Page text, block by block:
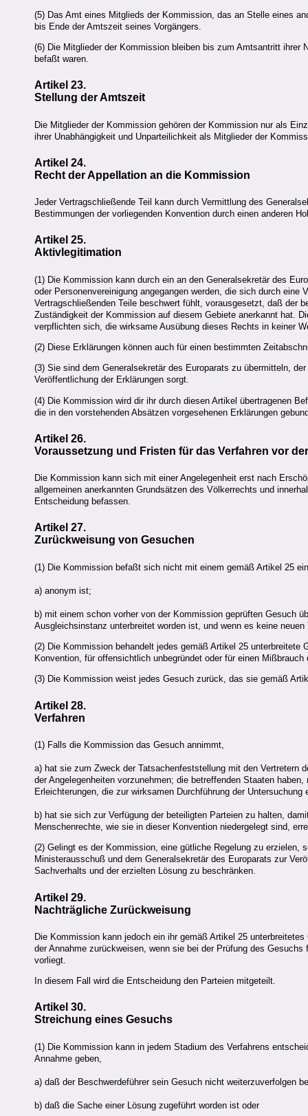
(5) Das Amt eines Mitglieds der Kommission, das an Stelle eines
bis Ende der Amtszeit seines Vorgängers.
(6) Die Mitglieder der Kommission bleiben bis zum Amtsantritt
befaßt waren.
Artikel 23.
Stellung der Amtszeit
Die Mitglieder der Kommission gehören der Kommission nur als
ihrer Unabhängigkeit und Unparteilichkeit als Mitglieder der
Artikel 24.
Recht der Appellation an die Kommission
Jeder Vertragschließende Teil kann durch Vermittlung des
Bestimmungen der vorliegenden Konvention durch einen anderen
Artikel 25.
Aktivlegitimation
(1) Die Kommission kann durch ein an den Generalsekretär des
oder Personenvereinigung angegangen werden, die sich durch
Vertragschließenden Teile beschwert fühlt, vorausgesetzt, daß der
Zuständigkeit der Kommission auf diesem Gebiete anerkannt hat.
verpflichten sich, die wirksame Ausübung dieses Rechts in keiner
(2) Diese Erklärungen können auch für einen bestimmten
(3) Sie sind dem Generalsekretär des Europarats zu übermitteln,
Veröffentlichung der Erklärungen sorgt.
(4) Die Kommission wird dir ihr durch diesen Artikel übertragenen
die in den vorstehenden Absätzen vorgesehenen Erklärungen
Artikel 26.
Voraussetzung und Fristen für das Verfahren vor
Die Kommission kann sich mit einer Angelegenheit erst nach
allgemeinen anerkannten Grundsätzen des Völkerrechts und
Entscheidung befassen.
Artikel 27.
Zurückweisung von Gesuchen
(1) Die Kommission befaßt sich nicht mit einem gemäß Artikel 25
a) anonym ist;
b) mit einem schon vorher von der Kommission geprüften Gesuch
Ausgleichsinstanz unterbreitet worden ist, und wenn es keine neuen
(2) Die Kommission behandelt jedes gemäß Artikel 25
Konvention, für offensichtlich unbegründet oder für einen
(3) Die Kommission weist jedes Gesuch zurück, das sie gemäß
Artikel 28.
Verfahren
(1) Falls die Kommission das Gesuch annimmt,
a) hat sie zum Zweck der Tatsachenfeststellung mit den Vertretern
der Angelegenheiten vorzunehmen; die betreffenden Staaten
Erleichterungen, die zur wirksamen Durchführung der Untersuchung
b) hat sie sich zur Verfügung der beteiligten Parteien zu halten,
Menschenrechte, wie sie in dieser Konvention niedergelegt sind,
(2) Gelingt es der Kommission, eine gütliche Regelung zu
Ministerausschuß und dem Generalsekretär des Europarats zur
Sachverhalts und der erzielten Lösung zu beschränken.
Artikel 29.
Nachträgliche Zurückweisung
Die Kommission kann jedoch ein ihr gemäß Artikel 25
der Annahme zurückweisen, wenn sie bei der Prüfung des
vorliegt.
In diesem Fall wird die Entscheidung den Parteien mitgeteilt.
Artikel 30.
Streichung eines Gesuchs
(1) Die Kommission kann in jedem Stadium des Verfahrens
Annahme geben,
a) daß der Beschwerdeführer sein Gesuch nicht weiterzuverfolgen
b) daß die Sache einer Lösung zugeführt worden ist oder